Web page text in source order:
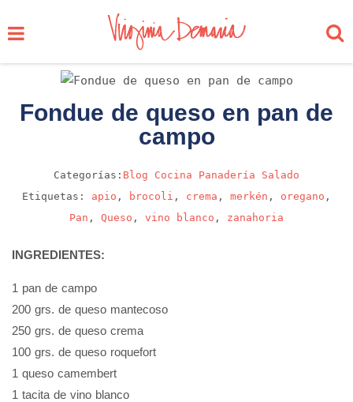
Fondue de queso en pan de
campo
Categorías: Blog Cocina Panadería
Salado
Etiquetas: apio , brocoli , crema , merkén , oregano ,
Pan , Queso , vino blanco , zanahoria
INGREDIENTES:
1 pan de campo
200 grs. de queso mantecoso
250 grs. de queso crema
100 grs. de queso roquefort
1 queso camembert
1 tacita de vino blanco